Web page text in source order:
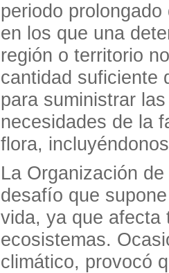
periodo prolongado
en los que una
región o territorio
cantidad suficiente
para suministrar las
necesidades de la
flora,
La Organización
desafío que
vida, ya que afecta
ecosistemas.
climático, provocó